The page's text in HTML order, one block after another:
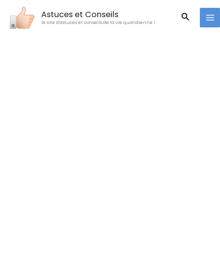
contenu
Astuces et Conseils
le site d'astuces et conseils de la vie quotidienne !